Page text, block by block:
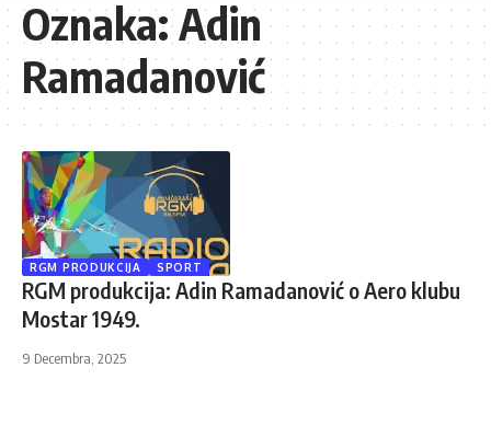
Oznaka:Adin
Ramadanović
RGM PRODUKCIJA SPORT
RGM produkcija: Adin Ramadanović o Aero klubu
Mostar 1949.
9 Decembra, 2025